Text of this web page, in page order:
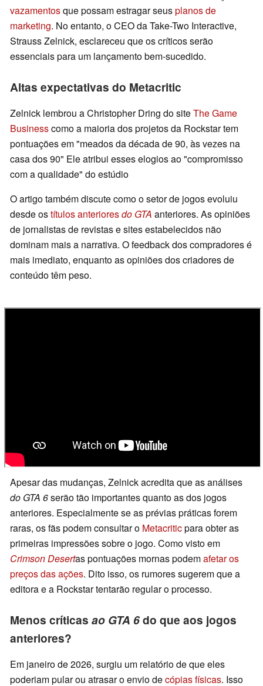
vazamentosque possam estragar seusplanos de
marketing. No entanto, o CEO da Take-Two Interactive,
Strauss Zelnick, esclareceu que os críticos serão
essenciais para um lançamento bem-sucedido.
Altas expectativas do Metacritic
Zelnick lembrou a Christopher Dring do siteThe Game
Businesscomo a maioria dos projetos da Rockstar tem
pontuações em "meados da década de 90, às vezes na
casa dos 90" Ele atribui esses elogios ao "compromisso
com a qualidade" do estúdio
O artigo também discute como o setor de jogos evoluiu
desde ostítulos anterioresdo GTA anteriores. As opiniões
de jornalistas de revistas e sites estabelecidos não
dominam mais a narrativa. O feedback dos compradores é
mais imediato, enquanto as opiniões dos criadores de
conteúdo têm peso.
Apesar das mudanças, Zelnick acredita que as análises
do GTA 6serão tão importantes quanto as dos jogos
anteriores. Especialmente se as prévias práticas forem
raras, os fãs podem consultar o Metacriticpara obter as
primeiras impressões sobre o jogo. Como visto em
Crimson Desertas pontuações mornas podemafetar os
preços das ações. Dito isso, os rumores sugerem que a
editora e a Rockstar tentarão regular o processo.
Menos críticas ao GTA 6do que aos jogos
anteriores?
Em janeiro de 2026, surgiu um relatório de que eles
poderiam pular ou atrasar o envio decópias físicas. Isso